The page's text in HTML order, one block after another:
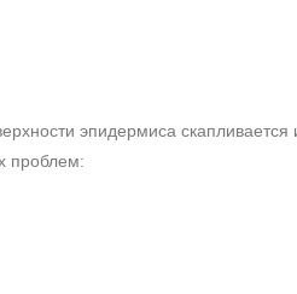
эпидермиса скапливается
проблем: